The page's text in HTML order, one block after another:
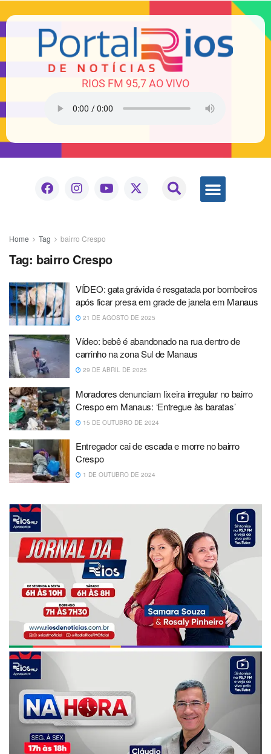
RIOS FM 95,7 AO VIVO
Home Tag bairro Crespo
Tag: bairro Crespo
VÍDEO: gata grávida é resgatada por bombeiros
após ficar presa em grade de janela em Manaus
21 DE AGOSTO DE 2025
Vídeo: bebê é abandonado na rua dentro de
carrinho na zona Sul de Manaus
29 DE ABRIL DE 2025
Moradores denunciam lixeira irregular no bairro
Crespo em Manaus: ‘Entregue às baratas’
15 DE OUTUBRO DE 2024
Entregador cai de escada e morre no bairro
Crespo
1 DE OUTUBRO DE 2024